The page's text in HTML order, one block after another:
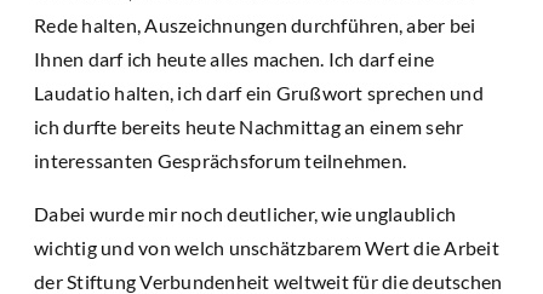
Rede halten, Auszeichnungen durchführen, aber bei
Ihnen darf ich heute alles machen. Ich darf eine
Laudatio halten, ich darf ein Grußwort sprechen und
ich durfte bereits heute Nachmittag an einem sehr
interessanten Gesprächsforum teilnehmen.
Dabei wurde mir noch deutlicher, wie unglaublich
wichtig und von welch unschätzbarem Wert die Arbeit
der Stiftung Verbundenheit weltweit für die deutschen